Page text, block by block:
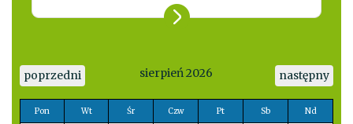
poprzedni sierpień 2026 następny
Pon Wt Śr Czw Pt Sb Nd